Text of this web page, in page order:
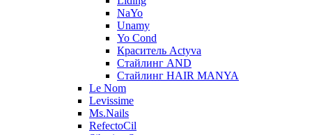
NaYo
Unamy
Yo Cond
Краситель Actyva
Стайлинг AND
Стайлинг HAIR MANYA
Le Nom
Levissime
Ms.Nails
RefectoCil